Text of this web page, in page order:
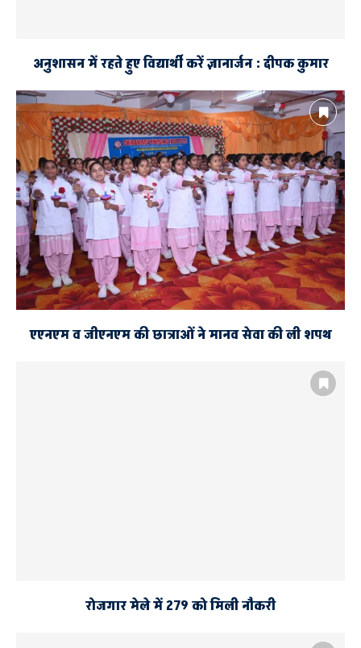
अनुशासन में रहते हुए विद्यार्थी करें ज्ञानार्जन : दीपक कुमार
एएनएम व जीएनएम की छात्राओं ने मानव सेवा की ली शपथ
रोजगार मेले में 279 को मिली नौकरी